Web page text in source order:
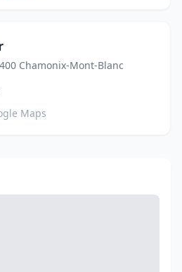
Chamonix-Mont-Blanc
Maps